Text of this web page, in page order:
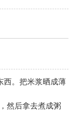
西。把米浆晒成薄
然后拿去煮成粥